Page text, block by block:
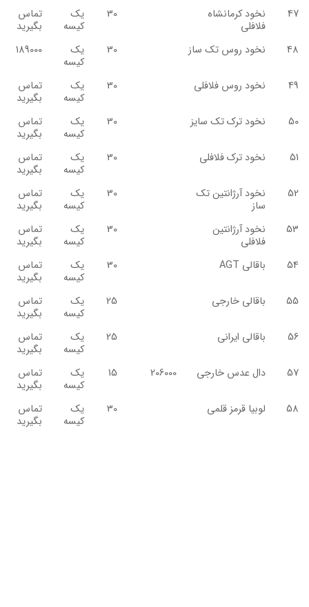
47
نخود کرمانشاه
فلافلی
30 یک
کیسه
تماس
بگیرید
48
نخود روس تک ساز 30 یک
کیسه
189000
49 نخود روس فلافلی 30 یک
کیسه
تماس
بگیرید
50
نخود ترک تک سایز 30 یک
کیسه
تماس
بگیرید
51
نخود ترک فلافلی 30 یک
کیسه
تماس
بگیرید
52
نخود آرژانتین تک
ساز
30 یک
کیسه
تماس
بگیرید
53
نخود آرژانتین
فلافلی
30 یک
کیسه
تماس
بگیرید
54
باقالی AGT 30 یک
کیسه
تماس
بگیرید
55
باقالی خارجی 25 یک
کیسه
تماس
بگیرید
56
باقالی ایرانی 25 یک
کیسه
تماس
بگیرید
57
دال عدس خارجی 206000
15 یک
کیسه
تماس
بگیرید
58
لوبیا قرمز قلمی 30 یک
کیسه
تماس
بگیرید